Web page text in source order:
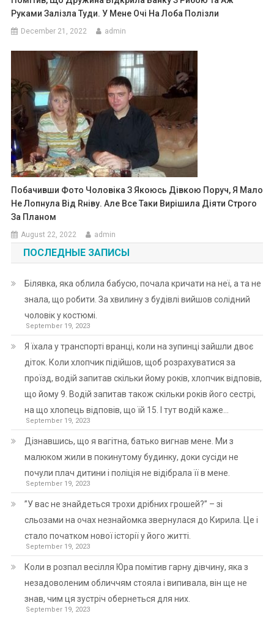
Руками Залізла Туди. У Мене Очі На Лоба Полізли
December 21, 2022 admin
Побачивши Фото Чоловіка З Якоюсь Дівкою Поруч, Я Мало
Не Лопнула Від Rніву. Але Все Таки Вирішила Діяти Строго
За Планом
August 22, 2022 admin
ПОСЛЕДНЫЕ ЗАПИСЫ
Білявка, яка облила бабусю, почала кричати на неї, а та не
знала, що робити. За хвилину з будівлі вийшов солідний
чоловік у костюмі.
September 19, 2023
Я їхала у транспорті вранці, коли на зупинці зайшли двоє
діток. Коли хлопчик підійшов, щоб розрахуватися за
проїзд, водій запитав скільки йому років, хлопчик відповів,
що йому 9. Водій запитав також скільки років його сестрі,
на що хлопець відповів, що їй 15. І тут водій каже…
September 19, 2023
Дізнавшись, що я вагітна, батько вигнав мене. Ми з
малюком жили в покинутому будинку, доки сусіди не
почули плач дитини і поліція не відібрала її в мене.
September 19, 2023
”У вас не знайдеться трохи дрібних грошей?” – зі
сльозами на очах незнайомка звернулася до Кирила. Це і
стало початком нової історії у його житті.
September 19, 2023
Коли в розпал весілля Юра помітив гарну дівчину, яка з
незадоволеним обличчям стояла і випивала, він ще не
знав, чим ця зустріч обернеться для них.
September 19, 2023